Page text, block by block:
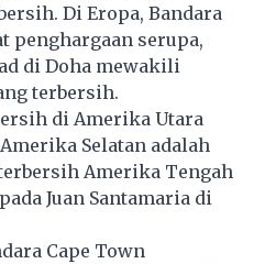
Di Eropa, Bandara
penghargaan serupa,
di Doha mewakili
terbersih.
di Amerika Utara
Selatan adalah
Amerika Tengah
Juan Santamaria di
Cape Town